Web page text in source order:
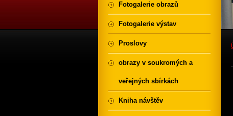
Fotogalerie obrazů
Fotogalerie výstav
Proslovy
obrazy v soukromých a
veřejných sbírkách
Kniha návštěv